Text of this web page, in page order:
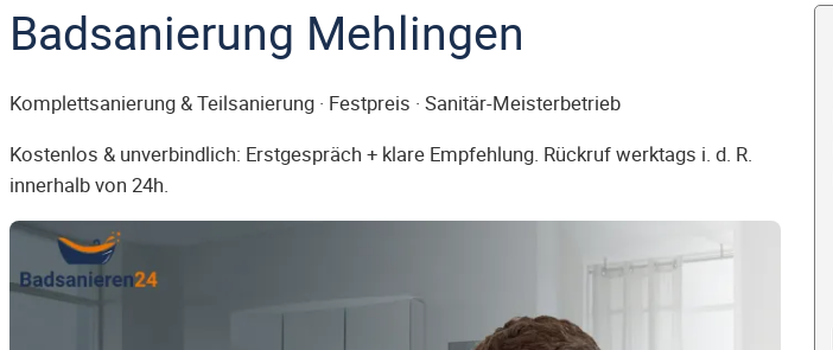
Badsanierung Mehlingen
Komplettsanierung & Teilsanierung · Festpreis · Sanitär-Meisterbetrieb
Kostenlos & unverbindlich: Erstgespräch + klare Empfehlung. Rückruf werktags i. d. R.
innerhalb von 24h.